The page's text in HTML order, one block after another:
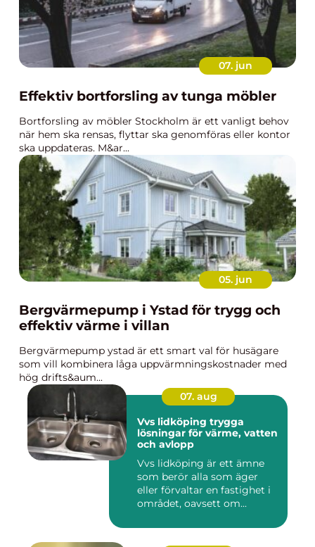
07. jun
Effektiv bortforsling av tunga möbler
Bortforsling av möbler Stockholm är ett vanligt behov
när hem ska rensas, flyttar ska genomföras eller kontor
ska uppdateras. M&ar...
05. jun
Bergvärmepump i Ystad för trygg och
effektiv värme i villan
Bergvärmepump ystad är ett smart val för husägare
som vill kombinera låga uppvärmningskostnader med
hög drifts&aum...
07. aug
Vvs lidköping trygga
lösningar för värme, vatten
och avlopp
Vvs lidköping är ett ämne
som berör alla som äger
eller förvaltar en fastighet i
området, oavsett om...